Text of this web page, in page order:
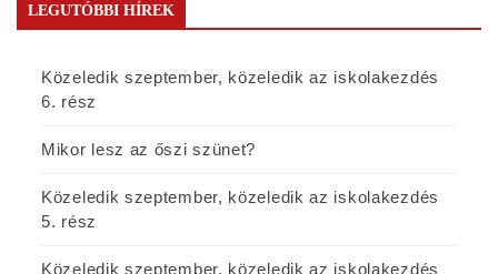
LEGUTÓBBI HÍREK
Közeledik szeptember, közeledik az iskolakezdés
6. rész
Mikor lesz az őszi szünet?
Közeledik szeptember, közeledik az iskolakezdés
5. rész
Közeledik szeptember, közeledik az iskolakezdés